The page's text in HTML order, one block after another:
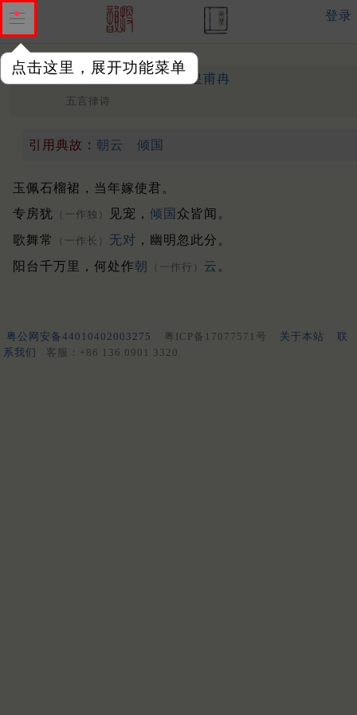
点击这里，展开功能菜单
登录
同李苏州伤美人 盛唐 · 皇甫冉
五言律诗
引用典故： 朝云 倾国
玉佩石榴裙，当年嫁使君。
专房犹 （一作独） 见宠， 倾国 众皆闻。
歌舞常
（一作长） 无对 ，幽明忽此分。
阳台千万里，何处作朝 （一作行） 云 。
粤公网安备44010402003275 粤ICP备17077571号 关于本站
联
系我们
客服：+86 136 0901 3320